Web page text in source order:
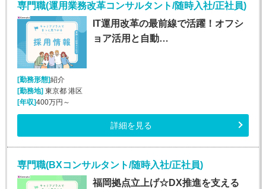
専門職(運用業務改革コンサルタント/随時入社/正社員)
IT運用改革の最前線で活躍！オフシ
ョア活用と自動…
[勤務形態]紹介
[勤務地] 東京都 港区
[年収]400万円～
詳細を見る
専門職(BXコンサルタント/随時入社/正社員)
福岡拠点立上げ☆DX推進を支える